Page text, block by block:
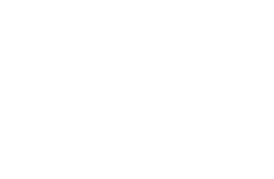
También han indicado
Andalucía «a dar
colegio mantenga las
seguir sufriendo
asegurado el diputado